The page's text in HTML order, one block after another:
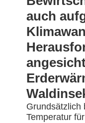
auch
Grundsätzlich
Temperatur